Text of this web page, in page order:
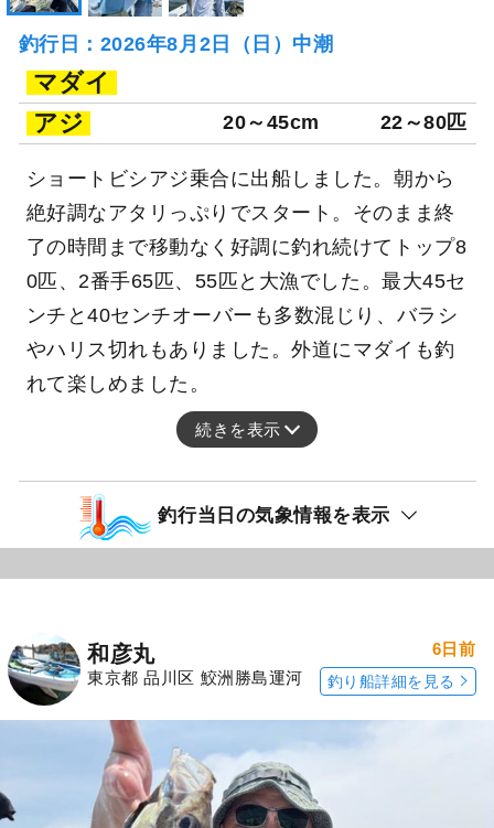
釣行日：2026年8月2日（日）中潮
マダイ
アジ
20～45cm 22～80匹
ショートビシアジ乗合に出船しました。朝から
絶好調なアタリっぷりでスタート。そのまま終
了の時間まで移動なく好調に釣れ続けてトップ8
0匹、2番手65匹、55匹と大漁でした。最大45セ
ンチと40センチオーバーも多数混じり、バラシ
やハリス切れもありました。外道にマダイも釣
れて楽しめました。
続きを表示
釣行当日の気象情報を表示
和彦丸
東京都 品川区 鮫洲勝島運河
6日前
釣り船詳細を見る